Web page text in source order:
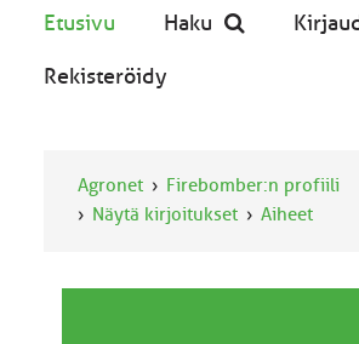
Etusivu Haku
Rekisteröidy
Agronet
Firebomber:n profiili
Näytä kirjoitukset
Aiheet